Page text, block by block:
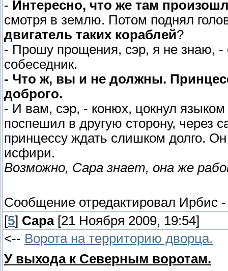
- Интересно, что же там
смотря в землю. Потом поднял
двигатель таких кораблей?
- Прошу прощения, сэр, я не знаю, -
собеседник.
- Что ж, вы и не должны.
доброго.
- И вам, сэр, - конюх, цокнул
поспешил в другую сторону, через
принцессу ждать слишком долго.
исфири.
Возможно, Сара знает, она же
Сообщение отредактировал Ирбис
[5] Сара[21 Ноября 2009, 19:54]
<-- Ворота на территорию дворца.
У выхода к Северным воротам.